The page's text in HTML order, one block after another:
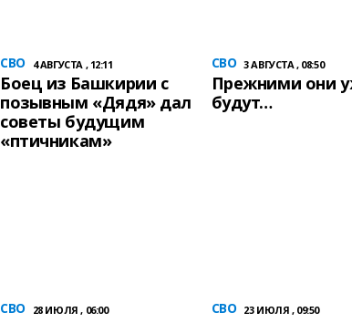
СВО 4 АВГУСТА , 12:11
Боец из Башкирии с
позывным «Дядя» дал
советы будущим
«птичникам»
СВО 3 АВГУСТА , 08:50
Прежними они
будут…
СВО 28 ИЮЛЯ , 06:00 СВО 23 ИЮЛЯ , 09:50